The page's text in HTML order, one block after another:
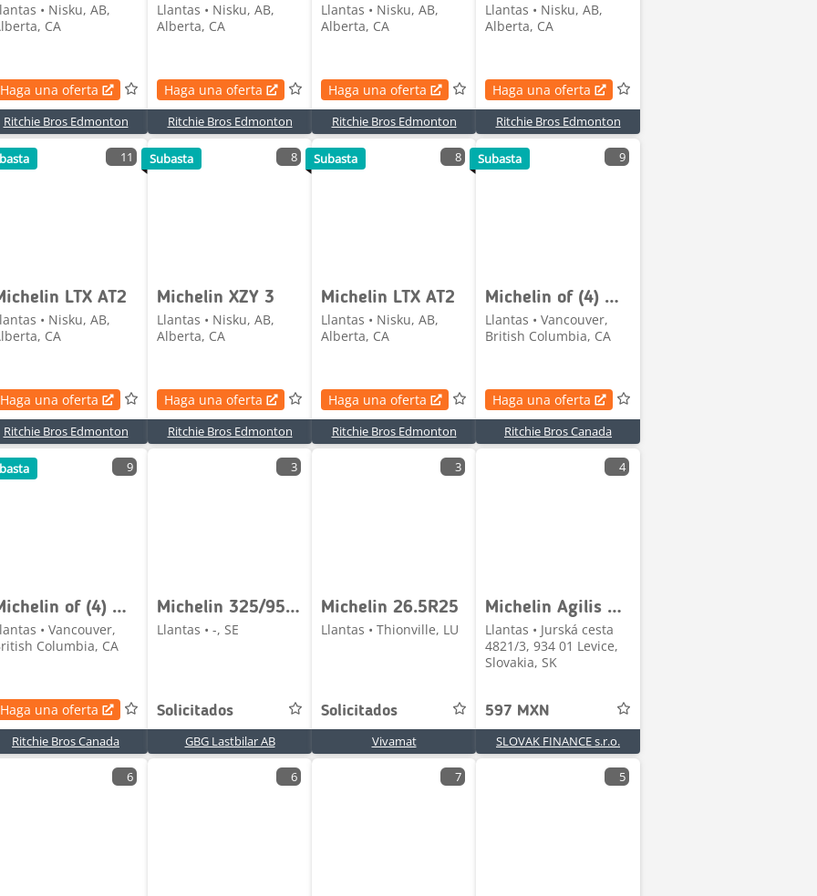
• Nisku, AB,
CA
Haga una oferta
Ritchie Bros Edmonton
Llantas • Nisku, AB,
Alberta, CA
Haga una oferta
Ritchie Bros Edmonton
Llantas • Nisku, AB,
Alberta, CA
Haga una oferta
Ritchie Bros Edmonton
Llantas • Nisku, AB,
Alberta, CA
Haga una oferta
Ritchie Bros Edmonton
11
LTX AT2
• Nisku, AB,
CA
Haga una oferta
Ritchie Bros Edmonton
8
Michelin XZY 3
Llantas • Nisku, AB,
Alberta, CA
Haga una oferta
Ritchie Bros Edmonton
Subasta 8
Michelin LTX AT2
Llantas • Nisku, AB,
Alberta, CA
Haga una oferta
Ritchie Bros Edmonton
Subasta 9
Michelin of (4) Michelin XZL 365/85R20 Tires
Llantas • Vancouver,
British Columbia, CA
Haga una oferta
Ritchie Bros Canada
Subasta
9
Michelin of (4) Michelin 395/85R20 Tires
• Vancouver,
Columbia, CA
Haga una oferta
Ritchie Bros Canada
3
Michelin 325/95R24
Llantas • -, SE
Solicitados
GBG Lastbilar AB
3
Michelin 26.5R25
Llantas • Thionville, LU
Solicitados
Vivamat
4
Michelin Agilis 51 215/65 R16C 25%
Llantas • Jurská cesta
4821/3, 934 01 Levice,
Slovakia, SK
597 MXN
SLOVAK FINANCE s.r.o.
6 6 7 5